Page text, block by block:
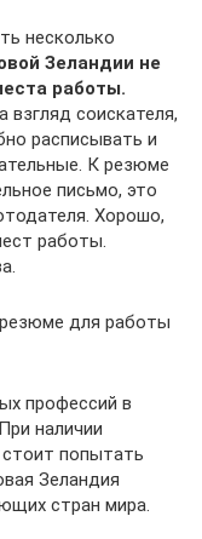
несколько
Зеландии не
работы.
взгляд соискателя,
расписывать и
К резюме
письмо, это
Хорошо,
работы.
для работы
профессий в
наличии
попытать
Зеландия
стран мира.